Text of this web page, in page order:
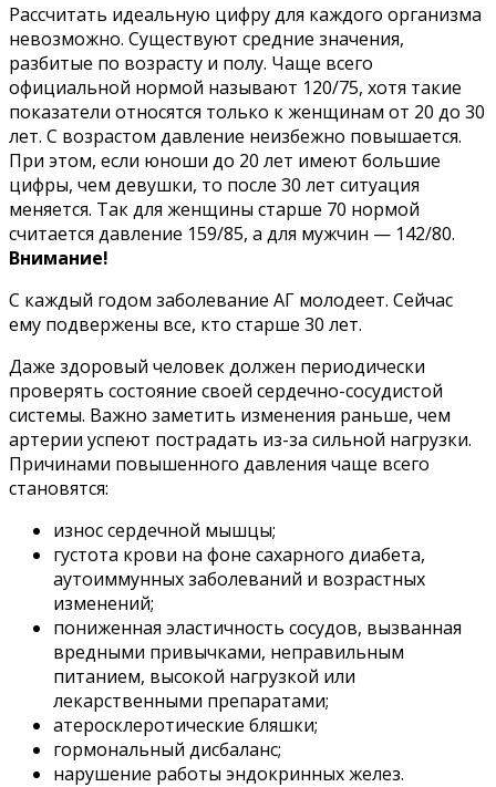
Рассчитать идеальную цифру для каждого организма
невозможно. Существуют средние значения,
разбитые по возрасту и полу. Чаще всего
официальной нормой называют 120/75, хотя такие
показатели относятся только к женщинам от 20 до 30
лет. С возрастом давление неизбежно повышается.
При этом, если юноши до 20 лет имеют большие
цифры, чем девушки, то после 30 лет ситуация
меняется. Так для женщины старше 70 нормой
считается давление 159/85, а для мужчин — 142/80.
Внимание!
С каждый годом заболевание АГ молодеет. Сейчас
ему подвержены все, кто старше 30 лет.
Даже здоровый человек должен периодически
проверять состояние своей сердечно-сосудистой
системы. Важно заметить изменения раньше, чем
артерии успеют пострадать из-за сильной нагрузки.
Причинами повышенного давления чаще всего
становятся:
износ сердечной мышцы;
густота крови на фоне сахарного диабета,
аутоиммунных заболеваний и возрастных
изменений;
пониженная эластичность сосудов, вызванная
вредными привычками, неправильным
питанием, высокой нагрузкой или
лекарственными препаратами;
атеросклеротические бляшки;
гормональный дисбаланс;
нарушение работы эндокринных желез.